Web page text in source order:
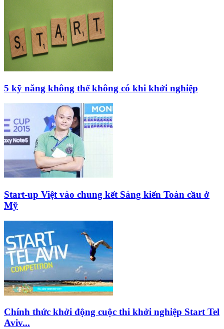
5 kỹ năng không thể không có khi khởi nghiệp
Start-up Việt vào chung kết Sáng kiến Toàn cầu ở
Mỹ
Chính thức khởi động cuộc thi khởi nghiệp Start Tel
Aviv...